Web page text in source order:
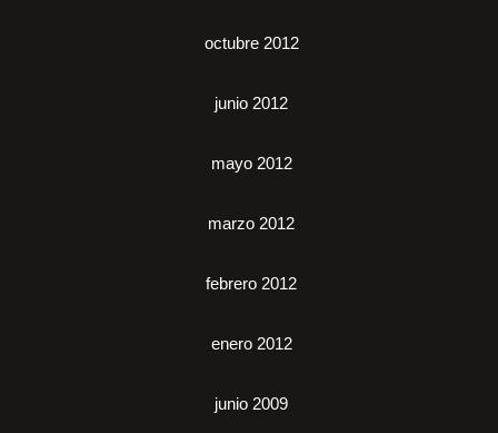
octubre 2012
junio 2012
mayo 2012
marzo 2012
febrero 2012
enero 2012
junio 2009